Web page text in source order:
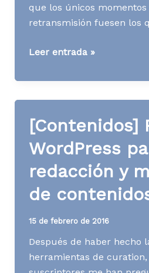
que los únicos momentos
retransmisión fuesen los
Media
S20
Leer entrada »
[Contenidos]
WordPress
redacción y
de
15 de febrero de 2016
Después de haber hecho
herramientas de curation,